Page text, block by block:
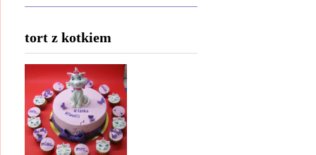
tort z kotkiem